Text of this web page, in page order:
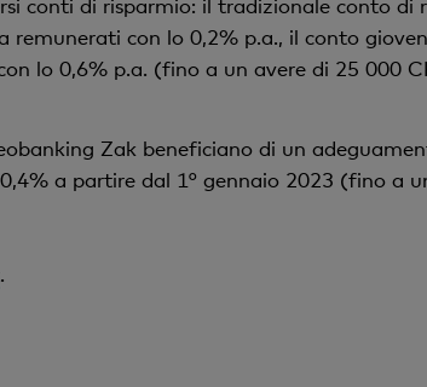
conti di risparmio: il tradizionale conto di
con lo 0,2% p.a., il conto
lo 0,6% p.a. (fino a un avere di 25 000
Zak beneficiano di un
a partire dal 1° gennaio 2023 (fino a
.